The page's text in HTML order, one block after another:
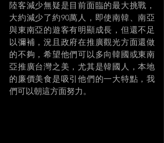
陸客減少無疑是目前面臨的最大挑戰，
大約減少了約90萬人，即使南韓、南亞
與東南亞的遊客有明顯成長，但還不足
以彌補，況且政府在推廣觀光方面還做
的不夠，希望他們可以多向韓國或東南
亞推廣台灣之美，尤其是韓國人，本地
的廉價美食是吸引他們的一大特點，我
們可以朝這方面努力。